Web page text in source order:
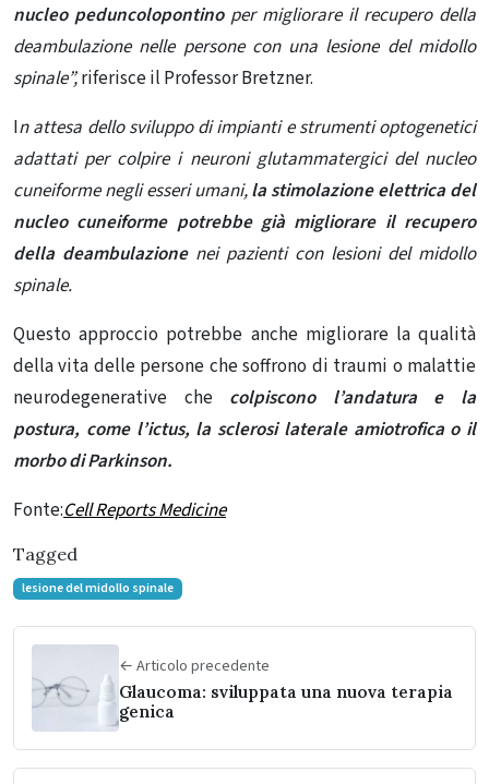
nucleo peduncolopontinoper migliorare il recupero della
deambulazione nelle persone con una lesione del midollo
spinale”,riferisce il Professor Bretzner.
In attesa dello sviluppo di impianti e strumenti optogenetici
adattati per colpire i neuroni glutammatergici del nucleo
cuneiforme negli esseri umani,la stimolazione elettrica del
nucleo cuneiforme potrebbe già migliorare il recupero
della deambulazionenei pazienti con lesioni del midollo
spinale.
Questo approccio potrebbe anche migliorare la qualità
della vita delle persone che soffrono di traumi o malattie
neurodegenerative che colpiscono l’andatura e la
postura, come l’ictus, la sclerosi laterale amiotrofica o il
morbo di Parkinson.
Fonte:Cell Reports Medicine
Tagged
lesione del midollo spinale
← Articolo precedente
Glaucoma: sviluppata una nuova terapia
genica